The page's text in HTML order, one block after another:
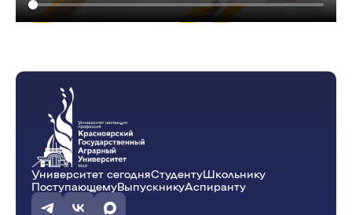
Университет сегодняСтудентуШкольнику
ПоступающемуВыпускникуАспиранту